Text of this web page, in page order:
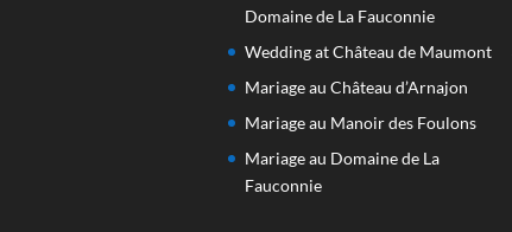
Domaine de La Fauconnie
Wedding at Château de Maumont
Mariage au Château d’Arnajon
Mariage au Manoir des Foulons
Mariage au Domaine de La
Fauconnie